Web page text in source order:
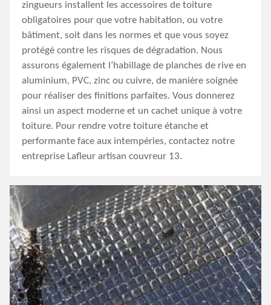
zingueurs installent les accessoires de toiture
obligatoires pour que votre habitation, ou votre
bâtiment, soit dans les normes et que vous soyez
protégé contre les risques de dégradation. Nous
assurons également l’habillage de planches de rive en
aluminium, PVC, zinc ou cuivre, de manière soignée
pour réaliser des finitions parfaites. Vous donnerez
ainsi un aspect moderne et un cachet unique à votre
toiture. Pour rendre votre toiture étanche et
performante face aux intempéries, contactez notre
entreprise Lafleur artisan couvreur 13.